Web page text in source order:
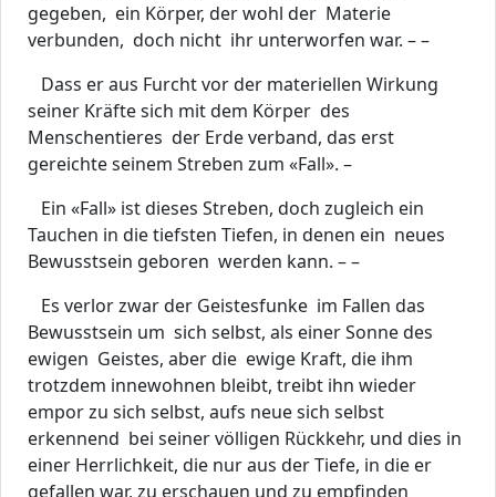
gegeben, ein Körper, der wohl der Materie
verbunden, doch nicht ihr unterworfen war. – –
Dass er aus Furcht vor der materiellen Wirkung
seiner Kräfte sich mit dem Körper des
Menschentieres der Erde verband, das erst
gereichte seinem Streben zum «Fall». –
Ein «Fall» ist dieses Streben, doch zugleich ein
Tauchen in die tiefsten Tiefen, in denen ein neues
Bewusstsein geboren werden kann. – –
Es verlor zwar der Geistesfunke im Fallen das
Bewusstsein um sich selbst, als einer Sonne des
ewigen Geistes, aber die ewige Kraft, die ihm
trotzdem innewohnen bleibt, treibt ihn wieder
empor zu sich selbst, aufs neue sich selbst
erkennend bei seiner völligen Rückkehr, und dies in
einer Herrlichkeit, die nur aus der Tiefe, in die er
gefallen war, zu erschauen und zu empfinden